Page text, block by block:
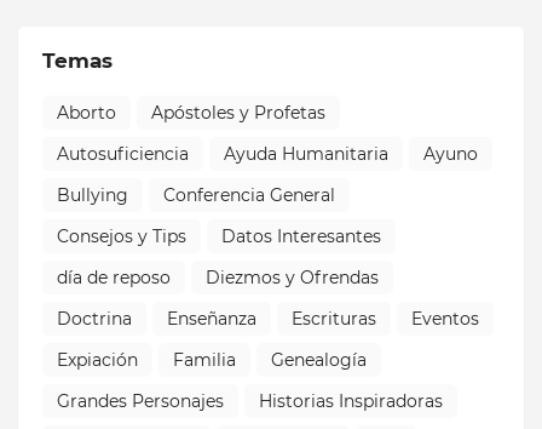
Temas
Aborto
Apóstoles y Profetas
Autosuficiencia
Ayuda Humanitaria
Ayuno
Bullying
Conferencia General
Consejos y Tips
Datos Interesantes
día de reposo
Diezmos y Ofrendas
Doctrina
Enseñanza Escrituras
Eventos
Expiación
Familia
Genealogía
Grandes Personajes
Historias Inspiradoras